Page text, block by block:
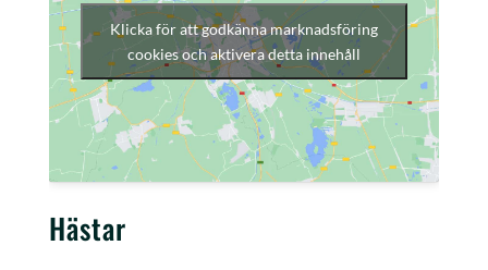
Klicka för att godkänna marknadsföring
cookies och aktivera detta innehåll
Hästar